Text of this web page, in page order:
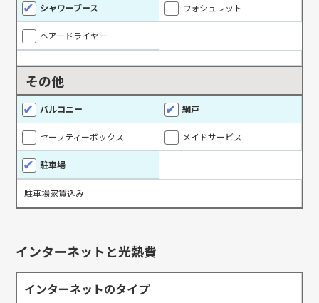
シャワーブース ウォシュレット
ヘアードライヤー
その他
バルコニー 網戸
セーフティーボックス メイドサービス
駐車場
駐車場家賃込み
インターネットと光熱費
インターネットのタイプ